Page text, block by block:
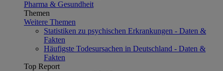
Pharma & Gesundheit
Themen
Weitere Themen
Statistiken zu psychischen Erkrankungen - Daten &
Fakten
Häufigste Todesursachen in Deutschland - Daten &
Fakten
Top Report